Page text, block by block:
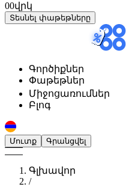
00վրկ
Տեսնել փաթեթները
Գործիքներ
Փաթեթներ
Միջոցառումներ
Բլոգ
Մուտք Գրանցվել
Գլխավոր
/